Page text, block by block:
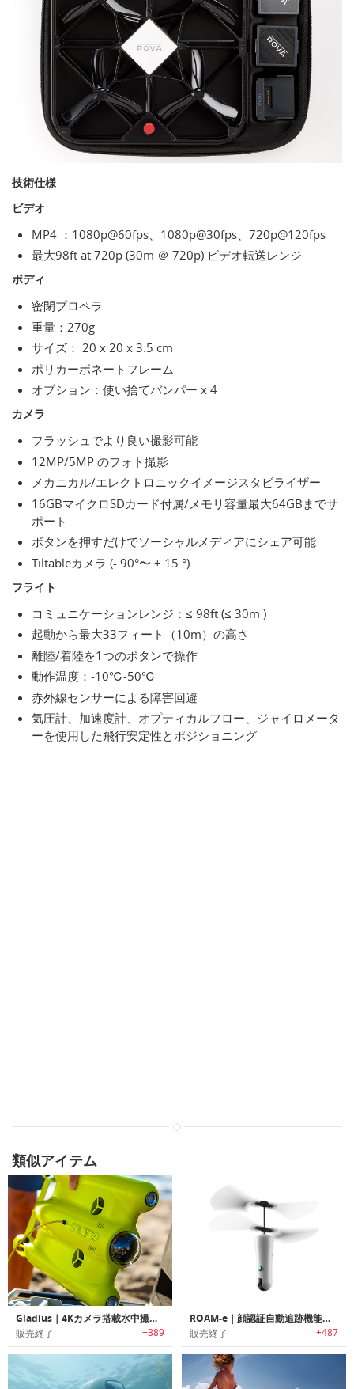
技術仕様
ビデオ
MP4 ：1080p@60fps、1080p@30fps、720p@120fps
最大98ft at 720p (30m ＠ 720p) ビデオ転送レンジ
ボディ
密閉プロペラ
重量：270g
サイズ： 20 x 20 x 3.5 cm
ポリカーボネートフレーム
オプション：使い捨てバンパー x 4
カメラ
フラッシュでより良い撮影可能
12MP/5MP のフォト撮影
メカニカル/エレクトロニックイメージスタビライザー
16GBマイクロSDカード付属/メモリ容量最大64GBまでサ
ポート
ボタンを押すだけでソーシャルメディアにシェア可能
Tiltableカメラ (- 90°〜 + 15 °)
フライト
コミュニケーションレンジ：≤ 98ft (≤ 30m )
起動から最大33フィート（10m）の高さ
離陸/着陸を1つのボタンで操作
動作温度：-10℃-50℃
赤外線センサーによる障害回避
気圧計、加速度計、オプティカルフロー、ジャイロメータ
ーを使用した飛行安定性とポジショニング
類似アイテム
Gladius｜4Kカメラ搭載水中撮影用ドローン「グラディウス」
販売終了 +389
ROAM-e｜顔認証自動追跡機能搭載ドローン「ローミィー」
販売終了 +487